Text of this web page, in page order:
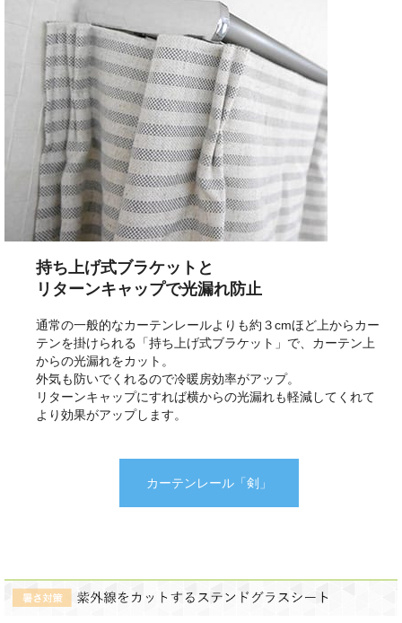
持ち上げ式ブラケットと
リターンキャップで光漏れ防止
通常の一般的なカーテンレールよりも約３cmほど上からカー
テンを掛けられる「持ち上げ式ブラケット」で、カーテン上
からの光漏れをカット。
外気も防いでくれるので冷暖房効率がアップ。
リターンキャップにすれば横からの光漏れも軽減してくれて
より効果がアップします。
カーテンレール「剣」